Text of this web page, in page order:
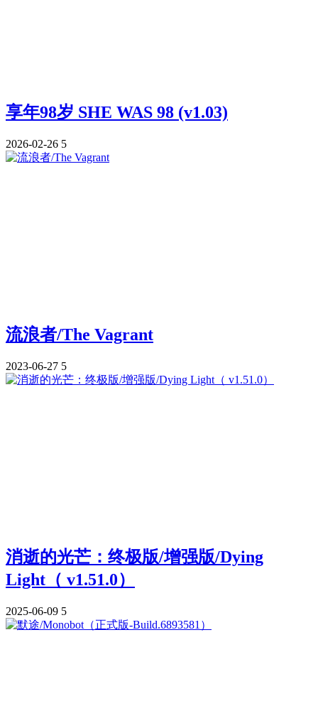
享年98岁 SHE WAS 98 (v1.03)
2026-02-26 5
流浪者/The Vagrant
2023-06-27 5
消逝的光芒：终极版/增强版/Dying
Light（ v1.51.0）
2025-06-09 5